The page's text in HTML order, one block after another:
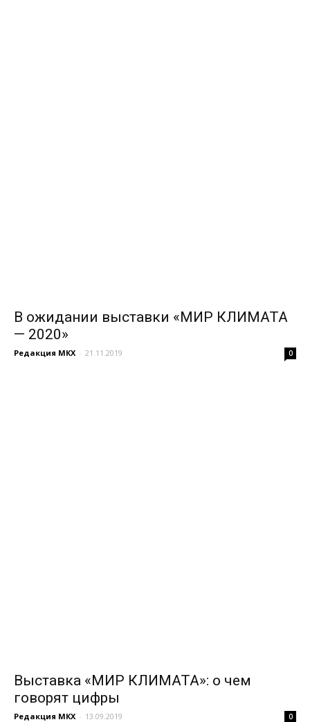
В ожидании выставки «МИР КЛИМАТА
— 2020»
Редакция МКХ - 21.11.2019 0
Выставка «МИР КЛИМАТА»: о чем
говорят цифры
Редакция МКХ - 13.09.2019 0